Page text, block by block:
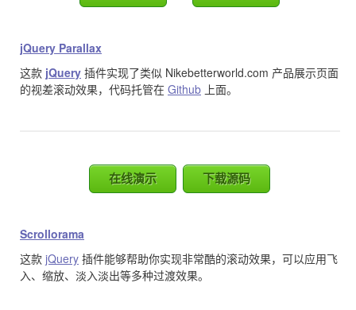
jQuery Parallax
这款 jQuery 插件实现了类似 Nikebetterworld.com 产品展示页面
的视差滚动效果，代码托管在 Github 上面。
在线演示 下载源码
Scrollorama
这款 jQuery 插件能够帮助你实现非常酷的滚动效果，可以应用飞
入、缩放、淡入淡出等多种过渡效果。